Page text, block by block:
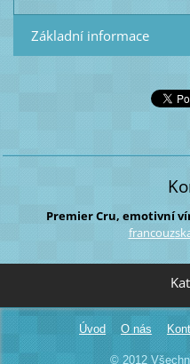
Základní informace
Premier Cru, emotivní
francouz
Úvod O nás
© 2012